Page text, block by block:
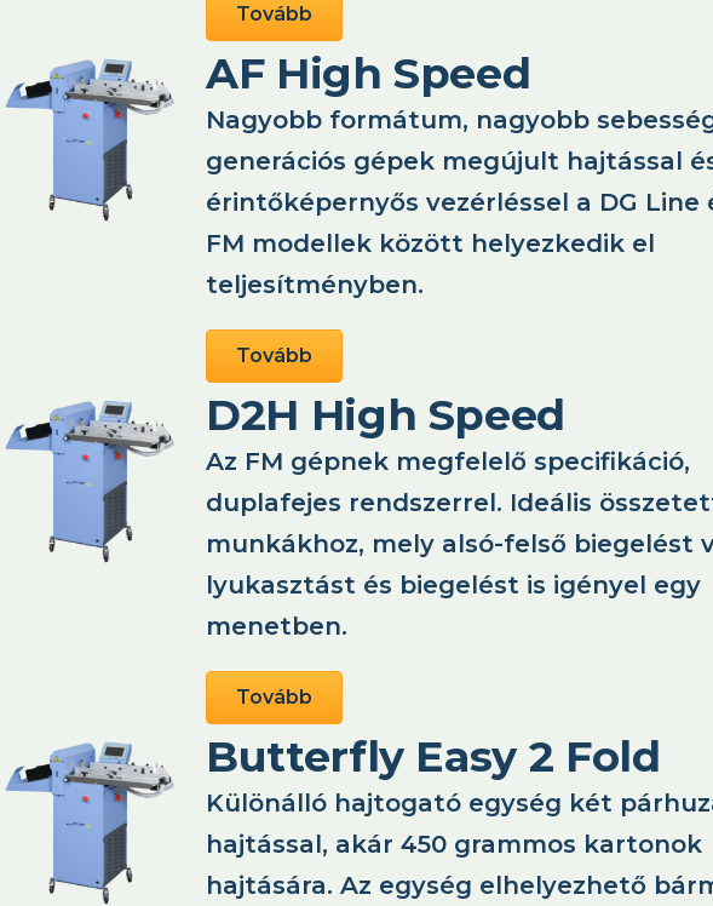
Tovább
AF High Speed
Nagyobb formátum, nagyobb
generációs gépek megújult hajtással
érintőképernyős vezérléssel a DG Line
FM modellek között helyezkedik el
teljesítményben.
Tovább
D2H High Speed
Az FM gépnek megfelelő specifikáció,
duplafejes rendszerrel. Ideális
munkákhoz, mely alsó-felső biegelést
lyukasztást és biegelést is igényel egy
menetben.
Tovább
Butterfly Easy 2 Fold
Különálló hajtogató egység két
hajtással, akár 450 grammos kartonok
hajtására. Az egység elhelyezhető